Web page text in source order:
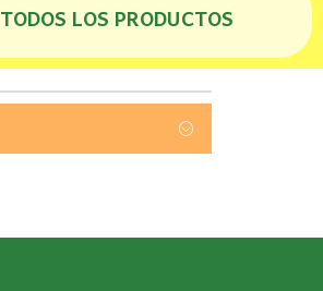
TODOS LOS PRODUCTOS